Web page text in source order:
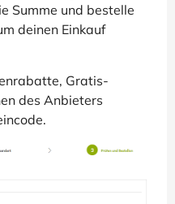
Summe und bestelle
deinen Einkauf
Gratis-
des Anbieters